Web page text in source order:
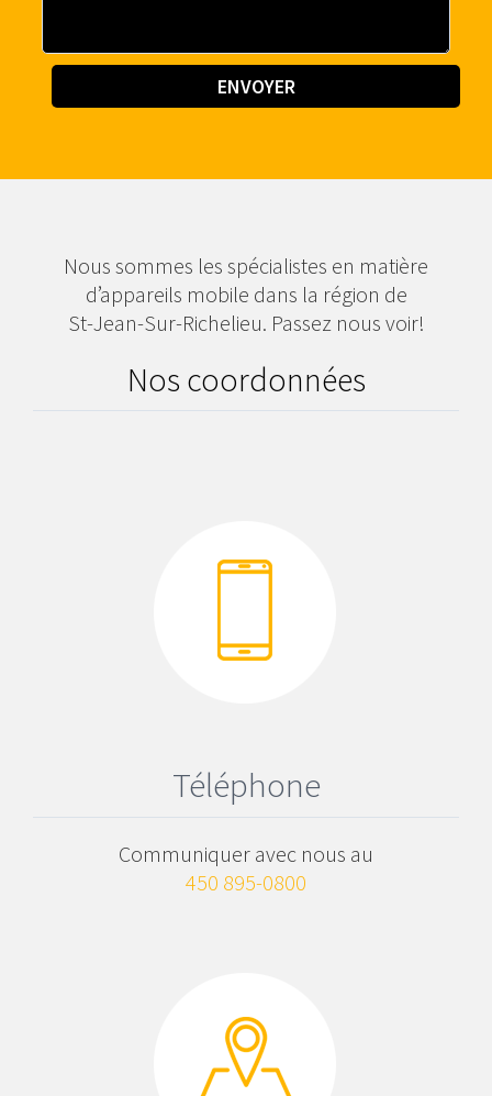
Nous sommes les spécialistes en matière
d’appareils mobile dans la région de
St-Jean-Sur-Richelieu. Passez nous voir!
Nos coordonnées
Téléphone
Communiquer avec nous au
450 895-0800